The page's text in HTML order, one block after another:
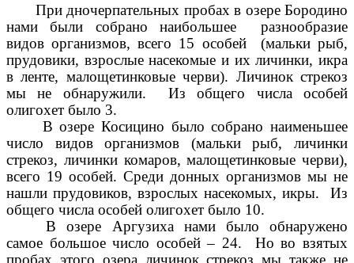
При дночерпательных пробах в озере Бородино
нами были собрано наибольшее разнообразие
видов организмов, всего 15 особей (мальки рыб,
прудовики, взрослые насекомые и их личинки, икра
в ленте, малощетинковые черви). Личинок стрекоз
мы не обнаружили. Из общего числа особей
олигохет было 3.
В озере Косицино было собрано наименьшее
число видов организмов (мальки рыб, личинки
стрекоз, личинки комаров, малощетинковые черви),
всего 19 особей. Среди донных организмов мы не
нашли прудовиков, взрослых насекомых, икры. Из
общего числа особей олигохет было 10.
В озере Аргузиха нами было обнаружено
самое большое число особей – 24. Но во взятых
пробах этого озера личинок стрекоз мы также не